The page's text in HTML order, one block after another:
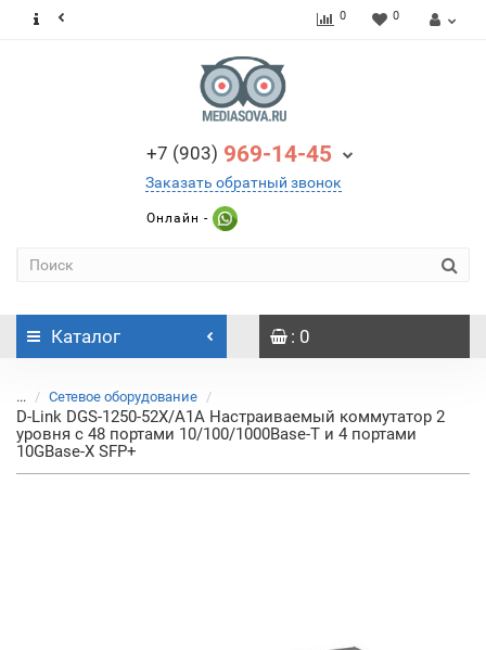
0 0
+7 (903) 969-14-45
Заказать обратный звонок
Онлайн -
Каталог : 0
... Сетевое оборудование
D-Link DGS-1250-52X/A1A Настраиваемый коммутатор 2
уровня c 48 портами 10/100/1000Base-T и 4 портами
10GBase-X SFP+